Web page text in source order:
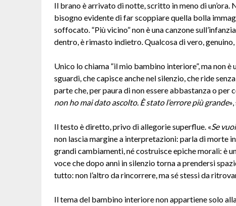
Il brano è arrivato di notte, scritto in meno di un’ora.
bisogno evidente di far scoppiare quella bolla
soffocato. “Più vicino” non è una canzone
dentro, è rimasto indietro. Qualcosa di vero,
Unico lo chiama “il mio bambino interiore”, ma non
sguardi, che capisce anche nel silenzio, che ride
parte che, per paura di non essere abbastanza o per
non ho mai dato ascolto. È stato l’errore più grande
Il testo è diretto, privo di allegorie superflue. «Se
non lascia margine a interpretazioni: parla di morte
grandi cambiamenti, né costruisce epiche morali: è
voce che dopo anni in silenzio torna a prendersi
tutto: non l’altro da rincorrere, ma sé stessi da
Il tema del bambino interiore non appartiene solo